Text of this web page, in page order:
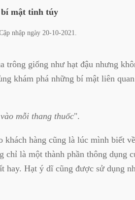
mật tinh túy
nhập ngày 20-10-2021.
trông giống như hạt đậu nhưng
khám phá những bí mật liên
mỗi thang thuốc".
khách hàng cũng là lúc mình biết
là một thành phần thông dụng
hay. Hạt ý dĩ cũng được sử dụng